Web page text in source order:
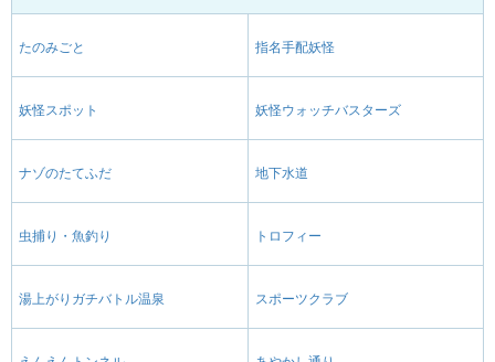
たのみごと 指名手配妖怪
妖怪スポット 妖怪ウォッチバスターズ
ナゾのたてふだ 地下水道
虫捕り・魚釣り トロフィー
湯上がりガチバトル温泉 スポーツクラブ